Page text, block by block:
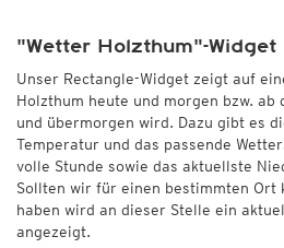
"Wetter Holzthum"-Widget
Unser Rectangle-Widget zeigt auf
Holzthum heute und morgen bzw. ab
und übermorgen wird. Dazu gibt es
Temperatur und das passende
volle Stunde sowie das aktuellste
Sollten wir für einen bestimmten Ort
haben wird an dieser Stelle ein
angezeigt.